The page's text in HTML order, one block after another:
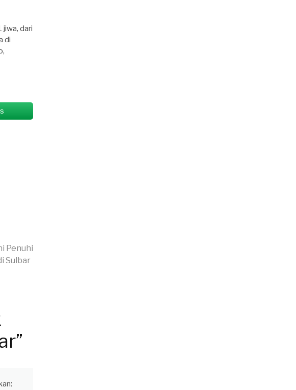
dari
di
Penuhi
Sulbar